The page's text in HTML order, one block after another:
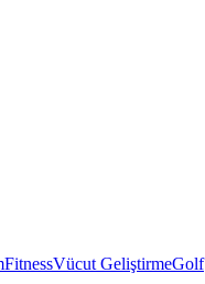
FitnessVücut GeliştirmeGolf